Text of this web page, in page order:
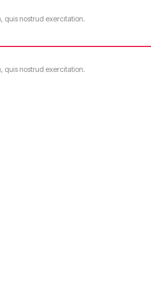
quis nostrud exercitation.
quis nostrud exercitation.